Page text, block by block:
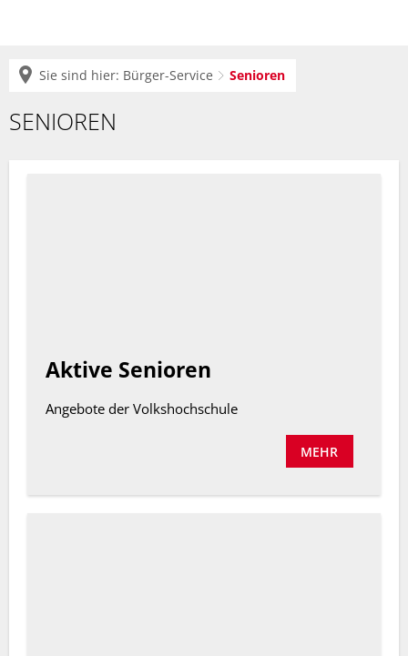
Sie sind hier: Bürger-Service Senioren
Senioren
SENIOREN
Aktive Senioren
Angebote der Volkshochschule
MEHR